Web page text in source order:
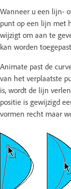
Wanneer u een lijn-
punt op een lijn met
wijzigt om aan te
kan worden
Animate past de
van het verplaatste
is, wordt de lijn
positie is gewijzigd
vormen recht maar